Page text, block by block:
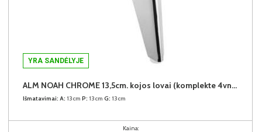
YRA SANDĖLYJE
ALM NOAH CHROME 13,5cm. kojos lovai (komplekte 4vnt.) +39€
Išmatavimai: A: 13cm P: 13cm G: 13cm
Kaina: